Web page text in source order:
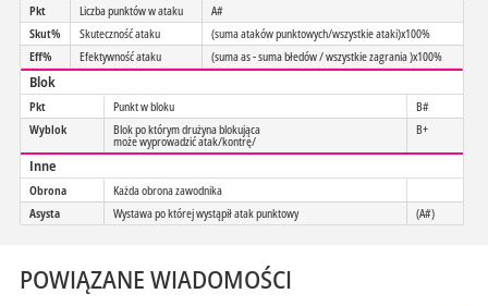
Pkt
Liczba punktów w ataku
A#
Skut%
Skuteczność ataku
(suma ataków punktowych/wszystkie ataki)x100%
Eff%
Efektywność ataku (suma as - suma błedów / wszystkie zagrania )x100%
Blok
Pkt Punkt w bloku
B#
Wyblok
Blok po którym drużyna blokująca
może wyprowadzić atak/kontrę/
B+
Inne
Obrona
Każda obrona zawodnika
Asysta
Wystawa po której wystąpił atak punktowy (A#)
POWIĄZANE WIADOMOŚCI